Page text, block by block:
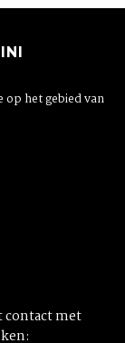
op het gebied van
contact met